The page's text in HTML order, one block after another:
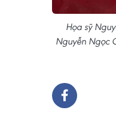
Họa sỹ
Nguyễn Ngọc